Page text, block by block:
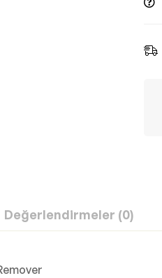
Değerlendirmeler (0)